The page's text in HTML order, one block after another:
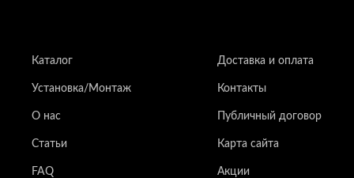
Каталог Доставка и оплата
Установка/Монтаж Контакты
О нас Публичный договор
Статьи Карта сайта
FAQ Акции